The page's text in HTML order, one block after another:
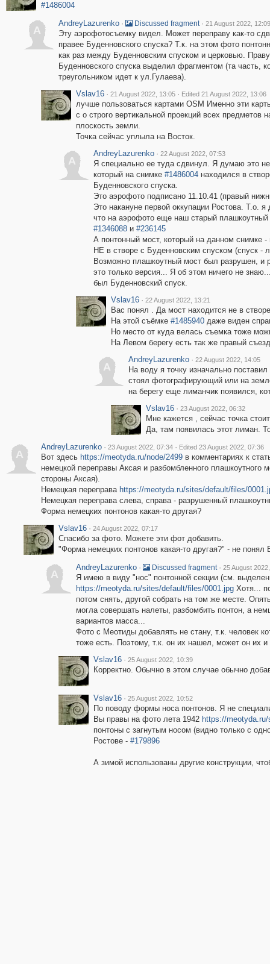
#1486004
A
AndreyLazurenko · Discussed fragment · 21 August 2022, 12:09
Эту аэрофотосъемку видел. Может переправу как-то
правее Буденновского спуска? Т.к. на этом фото
как раз между Буденновским спуском и церковью.
Буденновского спуска выделил фрагментом (та часть,
треугольником идет к ул.Гулаева).
Vslav16 · 21 August 2022, 13:05 · Edited 21 August 2022, 13:06
лучше пользоваться картами OSM Именно эти
с о строго вертикальной проекций всех предметов
плоскость земли.
Точка сейчас уплыла на Восток.
A
AndreyLazurenko · 22 August 2022, 07:53
Я специально ее туда сдвинул. Я думаю это
который на снимке #1486004находился в
Буденновского спуска.
Это аэрофото подписано 11.10.41 (правый
Это накануне первой оккупации Ростова. Т.о.
что на аэрофото еще наш старый плашкоутный
#1346088и #236145
А понтонный мост, который на данном снимке -
НЕ в створе с Буденновским спуском (спуск
Возможно плашкоутный мост был разрушен, и
это только версия... Я об этом ничего не
был Буденновский спуск.
Vslav16 · 22 August 2022, 13:21
Вас понял . Да мост находится не в
На этой съёмке #1485940даже виден
Но место от куда велась съемка тоже
На Левом берегу есть так же правый
A
AndreyLazurenko · 22 August 2022, 14:05
На воду я точку изначально
стоял фотографирующий или на
на берегу еще лиманчик появился,
Vslav16 · 23 August 2022, 06:32
Мне кажется , сейчас точка
Да, там появилась этот лиман.
A
AndreyLazurenko · 23 August 2022, 07:34 · Edited 23 August 2022, 07:36
Вот здесь https://meotyda.ru/node/2499в комментариях к
немецкой переправы Аксая и разбомбленного плашкоутного
стороны Аксая).
Немецкая переправа https://meotyda.ru/sites/default/files/
Немецкая переправа слева, справа - разрушенный
Форма немецких понтонов какая-то другая?
Vslav16 · 24 August 2022, 07:17
Спасибо за фото. Можете эти фот добавить.
"Форма немецких понтонов какая-то другая?" - не понял
A
AndreyLazurenko · Discussed fragment · 25 August
Я имею в виду "нос" понтонной секции (см.
https://meotyda.ru/sites/default/files/0001.jpgХотя...
потом снять, другой собрать на том же месте.
могла совершать налеты, разбомбить понтон, а
вариантов масса...
Фото с Меотиды добавлять не стану, т.к. человек
тоже есть. Поэтому, т.к. он их нашел, может он их
Vslav16 · 25 August 2022, 10:39
Корректно. Обычно в этом случае обычно
Vslav16 · 25 August 2022, 10:52
По поводу формы носа понтонов. Я не
Вы правы на фото лета 1942 https://
понтоны с загнутым носом (видно только с
Ростове - #179896
А зимой использованы другие конструкции,